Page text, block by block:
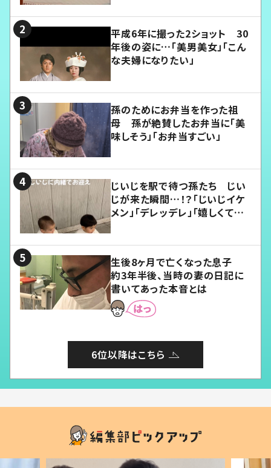
平成6年に撮った2ショット 30
年後の姿に…「美男美女」「こん
な夫婦になりたい」
孫のためにお弁当を作った祖
母 孫が絶賛したお弁当に「美
味しそう」「お弁当すごい」
じいじを駅で待つ孫たち じい
じが来た瞬間…！？「じいじイケ
メン」「デレッデレ」「嬉しくて可
生後8ヶ月で亡くなった息子
約3年半後、当時の妻の日記に
書いてあった本音とは
6位以降はこちら